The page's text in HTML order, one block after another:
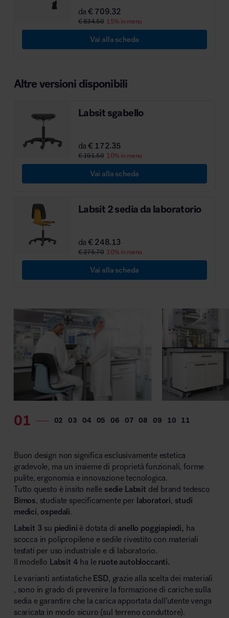
da€ 709.32
€ 834.50 15% in meno
Vai alla scheda
Altre versioni disponibili
Labsit sgabello
da€ 172.35
€ 191.50 10% in meno
Vai alla scheda
Labsit 2 sedia da laboratorio
da€ 248.13
€ 275.70 10% in meno
Vai alla scheda
Buon design non significa esclusivamente estetica
gradevole, ma un insieme di proprietà funzionali, forme
pulite, ergonomia e innovazione tecnologica.
Tutto questo è insito nelle sedie Labsit del brand tedesco
Bimos, studiate specificamente per laboratori, studi
medici, ospedali.
Labsit 3 su piedini è dotata di anello poggiapiedi, ha
scocca in polipropilene e sedile rivestito con materiali
testati per uso industriale e di laboratorio.
Il modello Labsit 4 ha le ruote autobloccanti.
Le varianti antistatiche ESD, grazie alla scelta dei materiali
, sono in grado di prevenire la formazione di cariche sulla
sedia e garantire che la carica apportata dall’utente venga
scaricata in modo sicuro (sul terreno conduttore).